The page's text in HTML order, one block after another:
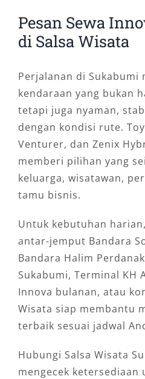
Pesan Sewa
di Salsa Wisata
Perjalanan di Sukabumi
kendaraan yang bukan
tetapi juga nyaman,
dengan kondisi rute.
Venturer, dan Zenix
memberi pilihan yang
keluarga, wisatawan,
tamu bisnis.
Untuk kebutuhan
antar-jemput Bandara
Bandara Halim
Sukabumi, Terminal KH
Innova bulanan, atau
Wisata siap membantu
terbaik sesuai jadwal
Hubungi Salsa Wisata
mengecek ketersediaan